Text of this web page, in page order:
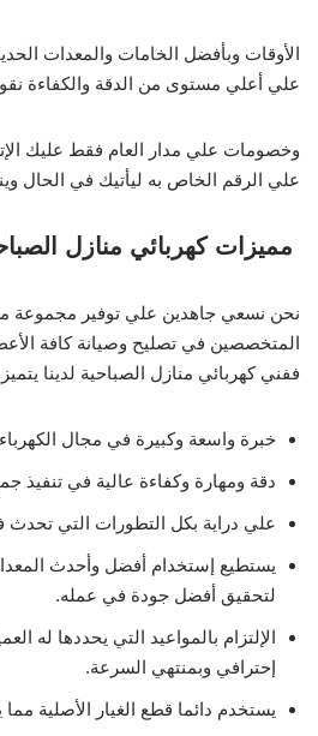
الأوقات وبأفضل الخامات والمعدات
علي أعلي مستوى من الدقة والكفاءة
وخصومات علي مدار العام فقط عليك
علي الرقم الخاص به ليأتيك في الحال
مميزات كهربائي منازل
نحن نسعي جاهدين علي توفير مجموعة من
المتخصصين في تصليح وصيانة كافة
ففني كهربائي منازل الصباحية لدينا
خبرة واسعة وكبيرة في مجال
دقة ومهارة وكفاءة عالية في تنفيذ
علي دراية بكل التطورات التي تحدث
يستطيع إستخدام أفضل وأحدث
لتحقيق أفضل جودة في عمله.
الإلتزام بالمواعيد التي يحددها له
إحترافي وبمنتهي السرعة.
يستخدم دائما قطع الغيار الأصلية